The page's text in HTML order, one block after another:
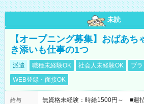
未読
【オープニング募集】おばあち
き添いも仕事の1つ
派遣 職種未経験OK 社会人未経験OK
ブ
WEB登録・面接OK
給与
無資格未経験：時給1500円～ ■